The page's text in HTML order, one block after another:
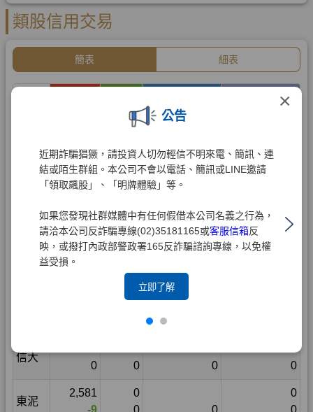
×
公告
近期詐騙猖獗，請投資人切勿輕信不明來電、簡訊、連
結或陌生群組。本公司不會以電話、簡訊或LINE邀請
「領取飆股」、「明牌體驗」等。
如果您發現社群媒體中有任何假借本公司名義之行為，
請洽本公司反詐騙專線(02)35181165或客服信箱反
映，或撥打內政部警政署165反詐騙諮詢專線，以免權
益受損。
立即了解